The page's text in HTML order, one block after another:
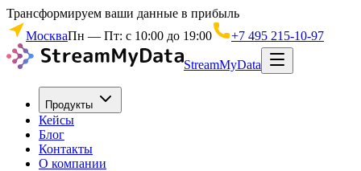
Трансформируем ваши данные в прибыль
МоскваПн — Пт: с 10:00 до 19:00 +7 495 215-10-97
StreamMyData
Продукты
Кейсы
Блог
Контакты
О компании